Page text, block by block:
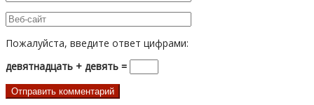
Пожалуйста, введите ответ цифрами:
девятнадцать + девять =